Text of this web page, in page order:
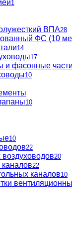
1
ВПА28
ФС (10
14
17
и фасонные части
10
10
10
22
20
22
каналов10